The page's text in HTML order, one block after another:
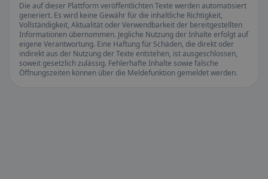
Die auf dieser Plattform veröffentlichten Texte werden automatisiert
generiert. Es wird keine Gewähr für die inhaltliche Richtigkeit,
Vollständigkeit, Aktualität oder Verwendbarkeit der bereitgestellten
Informationen übernommen. Jegliche Nutzung der Inhalte erfolgt auf
eigene Verantwortung. Eine Haftung für Schäden, die direkt oder
indirekt aus der Nutzung der Texte entstehen, ist ausgeschlossen,
soweit gesetzlich zulässig. Fehlerhafte Inhalte sowie falsche
Öffnungszeiten können über die Meldefunktion gemeldet werden.